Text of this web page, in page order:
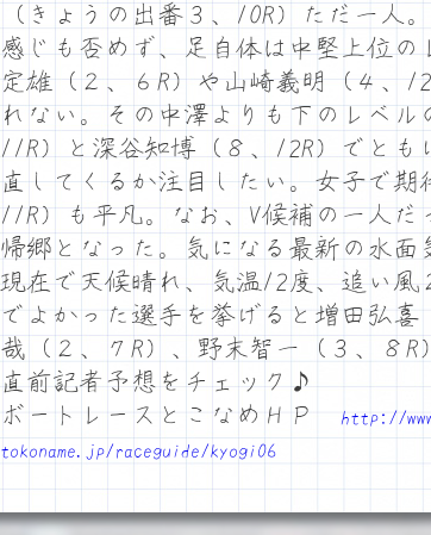
（きょうの出番３、10R）ただ一人
感じも否めず、足自体は中堅上位の
定雄（２、６R）や山崎義明（４、
れない。その中澤よりも下のレベ
11R）と深谷知博（８、12R）でと
直してくるか注目したい。女子で
11R）も平凡。なお、V候補の一人だ
帰郷となった。気になる最新の水面
現在で天候晴れ、気温12度、追い
でよかった選手を挙げると増田弘喜
哉（２、７R）、野末智一（３、８R
直前記者予想をチェック♪
ボートレースとこなめＨＰ
http://
tokoname.jp/raceguide/kyogi06